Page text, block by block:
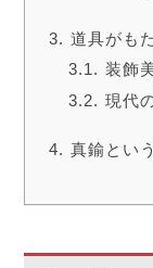
道具がも
装飾
現代
真鍮とい